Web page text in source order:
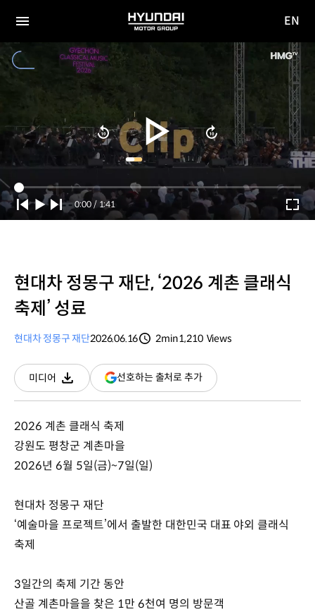
전체
HYUNDAI
MOTOR
사이
이동
EN
Current
Time
0:00 / Duration
1:41
현대차 정몽구 재단, ‘2026 계촌 클래식
축제’ 성료
현대차 정몽구 재단2026.06.16
2min1,210 Views
미디어
다운로드
선호하는 출처로 추가(새
창
2026 계촌 클래식 축제
강원도 평창군 계촌마을
2026년 6월 5일(금)~7일(일)
현대차 정몽구 재단
‘예술마을 프로젝트’에서 출발한 대한민국 대표 야외 클래식
축제
3일간의 축제 기간 동안
산골 계촌마을을 찾은 1만 6천여 명의 방문객